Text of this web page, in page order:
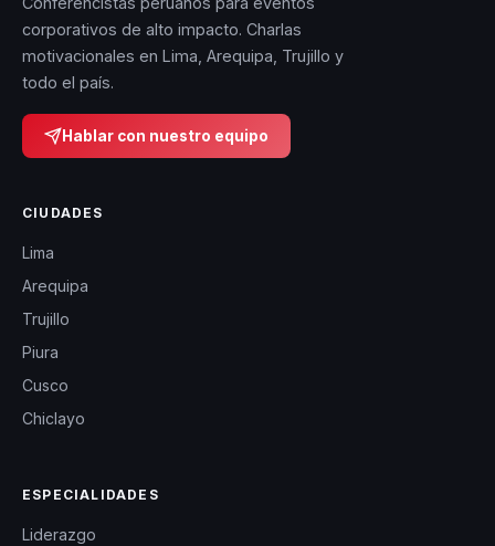
corporativos de alto impacto. Charlas
motivacionales en Lima, Arequipa, Trujillo y
todo el país.
Hablar con nuestro equipo
CIUDADES
Lima
Arequipa
Trujillo
Piura
Cusco
Chiclayo
ESPECIALIDADES
Liderazgo